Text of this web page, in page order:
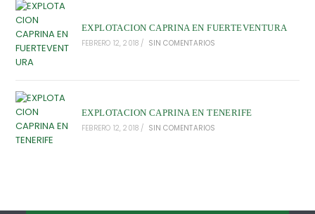
EXPLOTACION CAPRINA EN FUERTEVENTURA
FEBRERO 12, 2018 / SIN COMENTARIOS
EXPLOTACION CAPRINA EN TENERIFE
FEBRERO 12, 2018 / SIN COMENTARIOS